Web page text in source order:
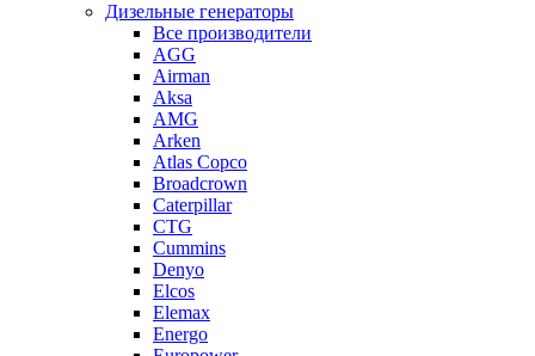
Дизельные генераторы
Все производители
AGG
Airman
Aksa
AMG
Arken
Atlas Copco
Broadcrown
Caterpillar
CTG
Cummins
Denyo
Elcos
Elemax
Energo